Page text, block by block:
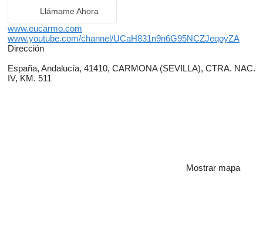
Llámame Ahora
www.eucarmo.com
www.youtube.com/channel/UCaH831n9n6G95NCZJeqoyZA
Dirección
España, Andalucía, 41410, CARMONA (SEVILLA), CTRA. NAC.
IV, KM. 511
Mostrar mapa